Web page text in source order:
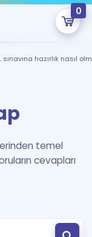
0
eğitim seni
sınavına hazırlık nasıl
temel
cevapları